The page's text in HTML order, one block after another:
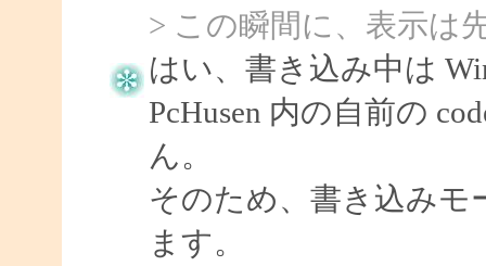
> この瞬間に、表示は
はい、書き込み中は
PcHusen 内の自前の
ん。
そのため、書き込みモ
ます。